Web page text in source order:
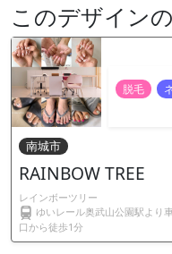
このデザイン
脱毛
南城市
RAINBOW TREE
レインボーツリー
ゆいレール奥武山公園駅より
口から徒歩1分